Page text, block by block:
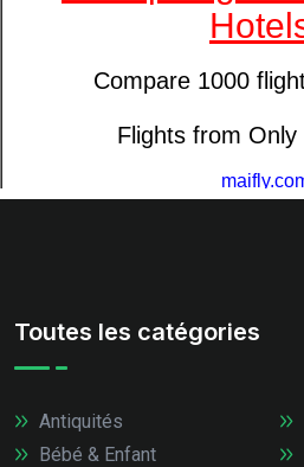
Toutes les catégories
Antiquités
Bébé & Enfant